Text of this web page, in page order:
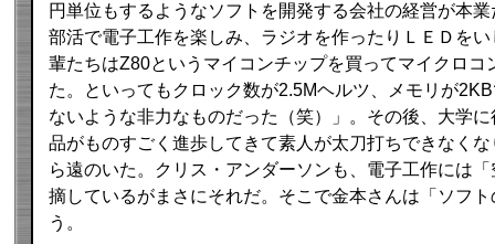
円単位もするようなソフトを開発する会社の経営が本
部活で電子工作を楽しみ、ラジオを作ったりＬＥＤを
輩たちはZ80というマイコンチップを買ってマイクロコ
た。といってもクロック数が2.5Mヘルツ、メモリが
ないような非力なものだった（笑）」。その後、大学
品がものすごく進歩してきて素人が太刀打ちできなく
ら遠のいた。クリス・アンダーソンも、電子工作には
摘しているがまさにそれだ。そこで金本さんは「ソフ
う。